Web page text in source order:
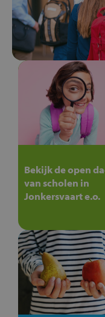
Bekijk de open
van scholen in
Jonkersvaart e.o.